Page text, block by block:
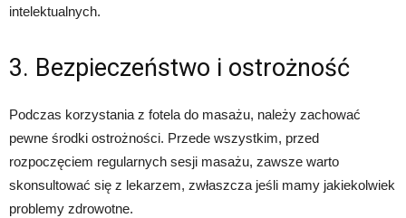
intelektualnych.
3. Bezpieczeństwo i ostrożność
Podczas korzystania z fotela do masażu, należy zachować
pewne środki ostrożności. Przede wszystkim, przed
rozpoczęciem regularnych sesji masażu, zawsze warto
skonsultować się z lekarzem, zwłaszcza jeśli mamy jakiekolwiek
problemy zdrowotne.